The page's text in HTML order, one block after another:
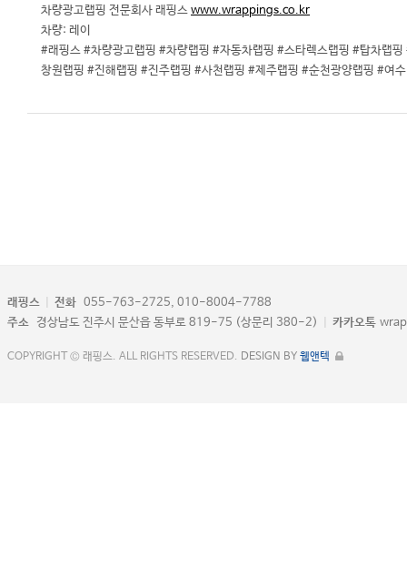
차량광고랩핑 전문회사 래핑스 www.wrappings.co.kr
차량: 레이
#래핑스 #차량광고랩핑 #차량랩핑 #자동차랩핑 #스타렉스랩핑 #탑차랩
창원랩핑 #진해랩핑 #진주랩핑 #사천랩핑 #제주랩핑 #순천광양랩핑 #여
래핑스 전화 055-763-2725, 010-8004-7788
주소 경상남도 진주시 문산읍 동부로 819-75 (상문리 380-2) 카카오톡
COPYRIGHT © 래핑스. ALL RIGHTS RESERVED. DESIGN BY 웹앤텍